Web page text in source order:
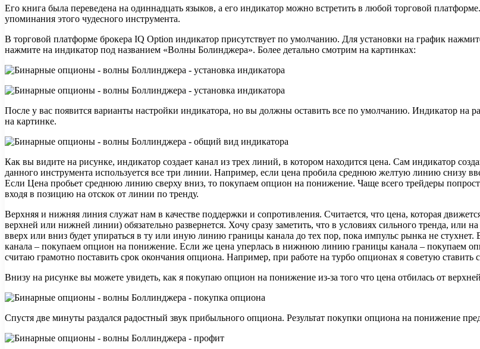
Его книга была переведена на одиннадцать языков, а его индикатор можно встретить в любой торговой
упоминания этого чудесного инструмента.
В торговой платформе брокера IQ Option индикатор присутствует по умолчанию. Для установки на график
нажмите на индикатор под названием «Волны Болинджера». Более детально смотрим на картинках:
После у вас появится варианты настройки индикатора, но вы должны оставить все по умолчанию. Индикатор
на картинке.
Как вы видите на рисунке, индикатор создает канал из трех линий, в котором находится цена. Сам индикатор
данного инструмента используется все три линии. Например, если цена пробила среднюю желтую линию снизу
Если Цена пробьет среднюю линию сверху вниз, то покупаем опцион на понижение. Чаще всего трейдеры
входя в позицию на отскок от линии по тренду.
Верхняя и нижняя линия служат нам в качестве поддержки и сопротивления. Считается, что цена, которая
верхней или нижней линии) обязательно развернется. Хочу сразу заметить, что в условиях сильного тренда, или
вверх или вниз будет упираться в ту или иную линию границы канала до тех пор, пока импульс рынка не
канала – покупаем опцион на понижение. Если же цена уперлась в нижнюю линию границы канала –
считаю грамотно поставить срок окончания опциона. Например, при работе на турбо опционах я советую
Внизу на рисунке вы можете увидеть, как я покупаю опцион на понижение из-за того что цена отбилась от
Спустя две минуты раздался радостный звук прибыльного опциона. Результат покупки опциона на понижение